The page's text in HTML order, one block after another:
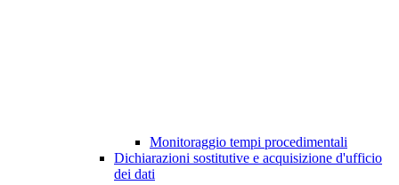
Monitoraggio tempi procedimentali
Dichiarazioni sostitutive e acquisizione d'ufficio
dei dati